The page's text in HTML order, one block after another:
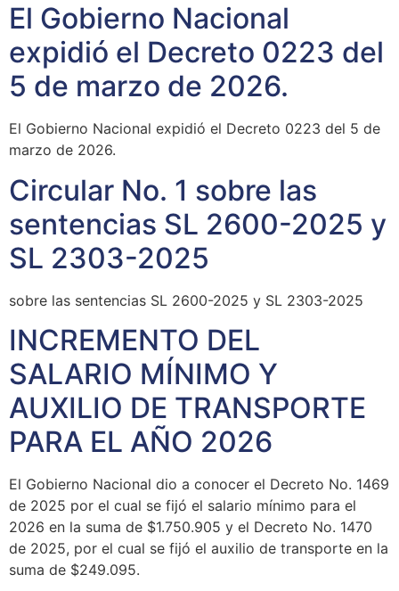
El Gobierno Nacional
expidió el Decreto 0223 del
5 de marzo de 2026.
El Gobierno Nacional expidió el Decreto 0223 del 5 de
marzo de 2026.
Circular No. 1 sobre las
sentencias SL 2600-2025 y
SL 2303-2025
sobre las sentencias SL 2600-2025 y SL 2303-2025
INCREMENTO DEL
SALARIO MÍNIMO Y
AUXILIO DE TRANSPORTE
PARA EL AÑO 2026
El Gobierno Nacional dio a conocer el Decreto No. 1469
de 2025 por el cual se fijó el salario mínimo para el
2026 en la suma de $1.750.905 y el Decreto No. 1470
de 2025, por el cual se fijó el auxilio de transporte en la
suma de $249.095.